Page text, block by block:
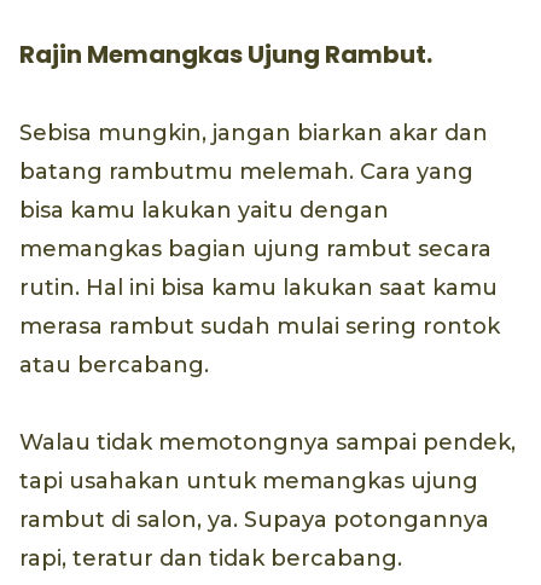
Rajin Memangkas Ujung Rambut.
Sebisa mungkin, jangan biarkan akar dan
batang rambutmu melemah. Cara yang
bisa kamu lakukan yaitu dengan
memangkas bagian ujung rambut secara
rutin. Hal ini bisa kamu lakukan saat kamu
merasa rambut sudah mulai sering rontok
atau bercabang.
Walau tidak memotongnya sampai pendek,
tapi usahakan untuk memangkas ujung
rambut di salon, ya. Supaya potongannya
rapi, teratur dan tidak bercabang.